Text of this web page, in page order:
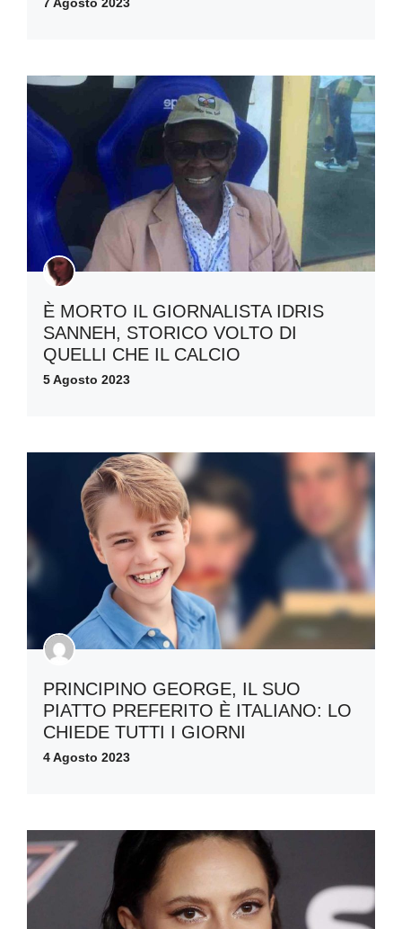
È MORTO IL GIORNALISTA IDRIS
SANNEH, STORICO VOLTO DI
QUELLI CHE IL CALCIO
5 Agosto 2023
PRINCIPINO GEORGE, IL SUO
PIATTO PREFERITO È ITALIANO: LO
CHIEDE TUTTI I GIORNI
4 Agosto 2023